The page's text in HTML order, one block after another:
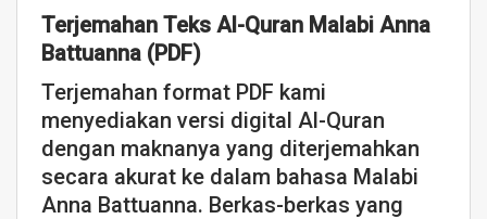
Terjemahan Teks Al-Quran Malabi Anna
Battuanna (PDF)
Terjemahan format PDF kami
menyediakan versi digital Al-Quran
dengan maknanya yang diterjemahkan
secara akurat ke dalam bahasa Malabi
Anna Battuanna. Berkas-berkas yang